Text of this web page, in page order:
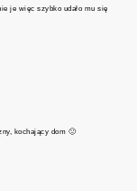
je więc szybko udało mu się
kochający dom 🙂